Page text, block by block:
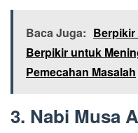
Baca Juga:
Berpikir untuk
Pemecahan Masalah
3. Nabi Musa